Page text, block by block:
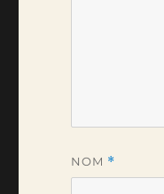
NOM *